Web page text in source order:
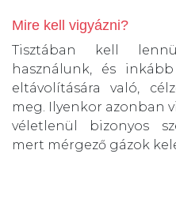
Mire kell vigyázni?
Tisztában kell
használunk, és
eltávolítására való,
meg. Ilyenkor azonban
véletlenül bizonyos
mert mérgező gázok